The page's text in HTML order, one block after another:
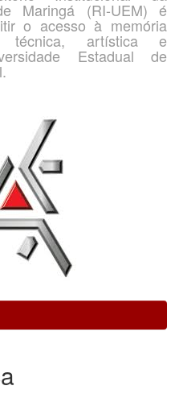
Maringá (RI-UEM) é
o acesso à memória
técnica, artística e
Estadual de